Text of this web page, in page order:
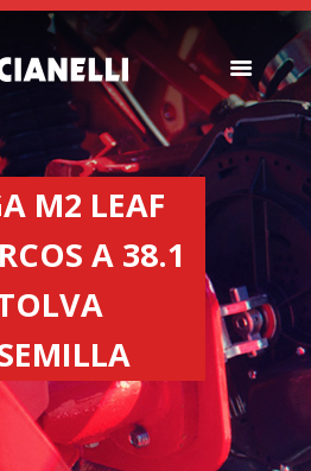
M2 LEAF
A 38.1
DE